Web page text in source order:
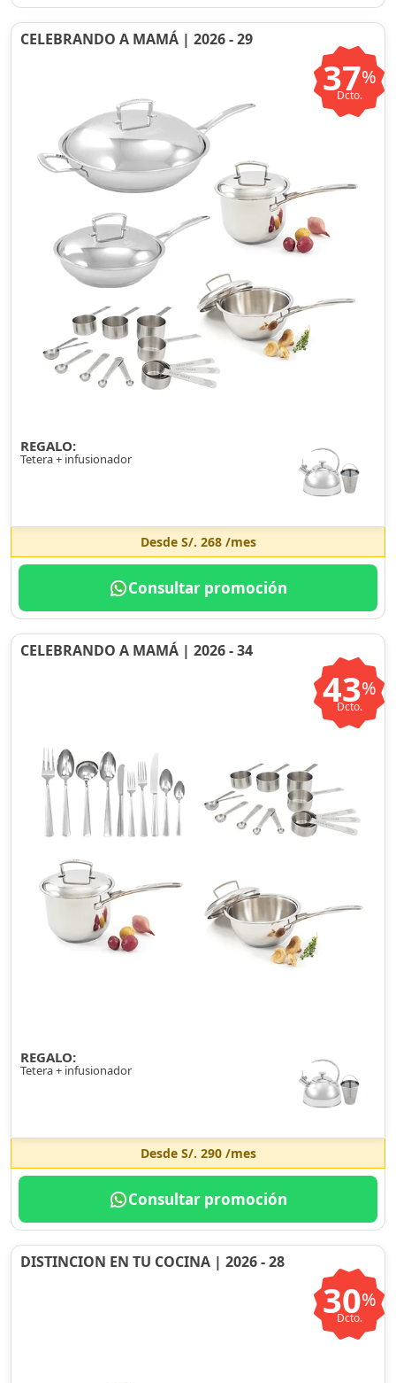
CELEBRANDO A MAMÁ | 2026 - 29
37%
Dcto.
REGALO:
Tetera + infusionador
Desde S/. 268/mes
Consultar promoción
CELEBRANDO A MAMÁ | 2026 - 34
43%
Dcto.
REGALO:
Tetera + infusionador
Desde S/. 290/mes
Consultar promoción
DISTINCION EN TU COCINA | 2026 - 28
30%
Dcto.